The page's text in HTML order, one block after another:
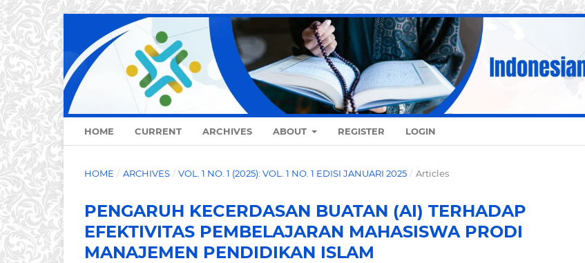
HOME CURRENT ARCHIVES ABOUT REGISTER LOGIN
HOME / ARCHIVES / VOL. 1 NO. 1 (2025): VOL. 1 NO. 1 EDISI JANUARI 2025 / Articles
PENGARUH KECERDASAN BUATAN (AI) TERHADAP
EFEKTIVITAS PEMBELAJARAN MAHASISWA PRODI
MANAJEMEN PENDIDIKAN ISLAM